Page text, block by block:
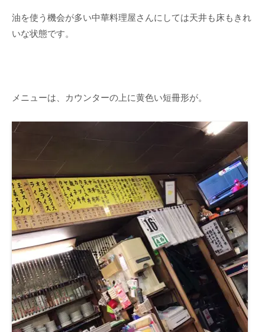
油を使う機会が多い中華料理屋さんにしては天井も床もきれ
いな状態です。
メニューは、カウンターの上に黄色い短冊形が。